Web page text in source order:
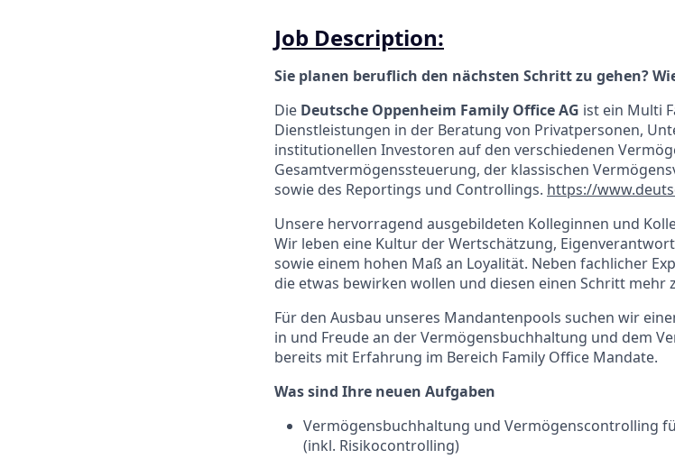
Job Description:
Sie planen beruflich den nächsten Schritt zu gehen?
Die Deutsche Oppenheim Family Office AG ist ein Multi
Dienstleistungen in der Beratung von Privatpersonen,
institutionellen Investoren auf den verschiedenen
Gesamtvermögenssteuerung, der klassischen
sowie des Reportings und Controllings. https://
Unsere hervorragend ausgebildeten Kolleginnen und
Wir leben eine Kultur der Wertschätzung,
sowie einem hohen Maß an Loyalität. Neben fachlicher
die etwas bewirken wollen und diesen einen Schritt mehr
Für den Ausbau unseres Mandantenpools suchen wir
in und Freude an der Vermögensbuchhaltung und dem
bereits mit Erfahrung im Bereich Family Office Mandate.
Was sind Ihre neuen Aufgaben
Vermögensbuchhaltung und Vermögenscontrolling
(inkl. Risikocontrolling)